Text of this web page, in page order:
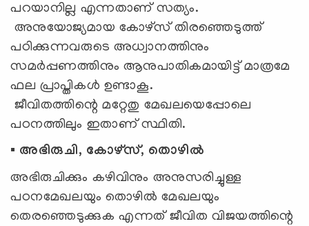
പറയാനില്ല എന്നതാണ് സത്യം.
അനുയോജ്യമായ കോഴ്സ് തിരഞ്ഞെടുത്ത്
പഠിക്കുന്നവരുടെ അധ്വാനത്തിനും
സമര്‍പ്പണത്തിനും ആനുപാതികമായിട്ട് മാത്രമേ
ഫല പ്രാപ്തികൾ ഉണ്ടാകൂ.
ജീവിതത്തിന്റെ മറ്റേതു മേഖലയെപ്പോലെ
പഠനത്തിലും ഇതാണ് സ്ഥിതി.
▪️ അഭിരുചി, കോഴ്സ്, തൊഴില്‍
അഭിരുചിക്കും കഴിവിനും അനുസരിച്ചുള്ള
പഠനമേഖലയും തൊഴില്‍ മേഖലയും
തെരഞ്ഞെടുക്കുക എന്നത് ജീവിത വിജയത്തിന്റെ